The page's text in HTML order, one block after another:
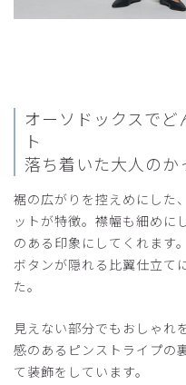
役に立った 0
11月の薔薇様
年齢: 70代 身長: 161-
軽く上質な生地でスッキ
コートです。フォーマル
すか、表に比翼の補強の
役に立った 0
オーソドックスでど
ト
落ち着いた大人のか
裾の広がりを控えめにした
ットが特徴。襟幅も細めに
のある印象にしてくれます
ボタンが隠れる比翼仕立て
た。
見えない部分でもおしゃれ
感のあるピンストライプの
て装飾をしています。